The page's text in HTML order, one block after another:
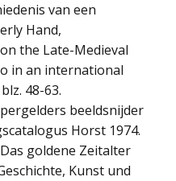
van een
Hand,
the Late-Medieval
in an international
48-63.
beeldsnijder
Horst 1974.
Das goldene Zeitalter
Kunst und